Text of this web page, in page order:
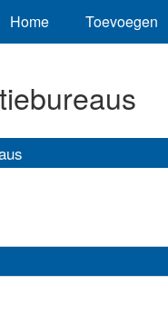
Home Toevoegen